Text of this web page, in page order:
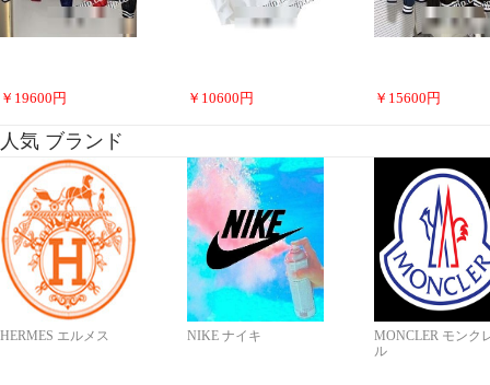
￥ 19600 円 ￥ 10600 円 ￥ 15600 円
人気 ブランド
HERMES エルメス NIKE ナイキ
MONCLER モンク
ル